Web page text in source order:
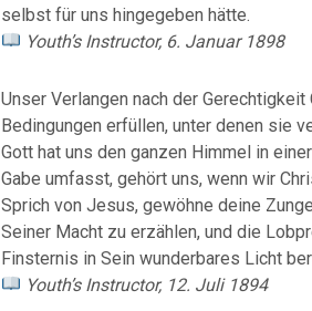
selbst für uns hingegeben hätte.
Youth’s Instructor, 6. Januar 1898
Unser Verlangen nach der
Bedingungen erfüllen, unter denen sie
Gott hat uns den ganzen Himmel in
Gabe umfasst, gehört uns, wenn wir
Sprich von Jesus, gewöhne deine
Seiner Macht zu erzählen, und die
Finsternis in Sein wunderbares Licht
Youth’s Instructor, 12. Juli 1894